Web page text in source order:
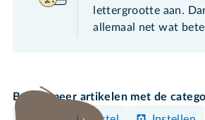
lettergrootte aan.
allemaal net wat
Bekijk meer artikelen met de